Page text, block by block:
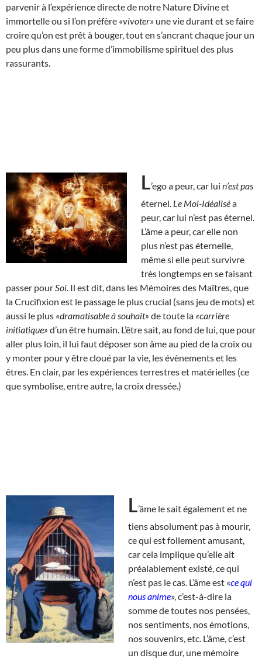
parvenir à l’expérience directe de notre Nature Divine et
immortelle ou si l’on préfère «vivoter» une vie durant et se faire
croire qu’on est prêt à bouger, tout en s’ancrant chaque jour un
peu plus dans une forme d’immobilisme spirituel des plus
rassurants.
L’ego a peur, car lui n’est pas
éternel. Le Moi-Idéaliséa
peur, car lui n’est pas éternel.
L’âme a peur, car elle non
plus n’est pas éternelle,
même si elle peut survivre
très longtemps en se faisant
passer pour Soi . Il est dit, dans les Mémoires des Maîtres, que
la Crucifixion est le passage le plus crucial (sans jeu de mots) et
aussi le plus «dramatisable à souhait» de toute la «carrière
initiatique» d’un être humain. L’être sait, au fond de lui, que pour
aller plus loin, il lui faut déposer son âme au pied de la croix ou
y monter pour y être cloué par la vie, les évènements et les
êtres. En clair, par les expériences terrestres et matérielles (ce
que symbolise, entre autre, la croix dressée.)
L’âme le sait également et ne
tiens absolument pas à mourir,
ce qui est follement amusant,
car cela implique qu’elle ait
préalablement existé, ce qui
n’est pas le cas. L’âme est «ce qui
nous anime», c’est-à-dire la
somme de toutes nos pensées,
nos sentiments, nos émotions,
nos souvenirs, etc. L’âme, c’est
un disque dur, une mémoire